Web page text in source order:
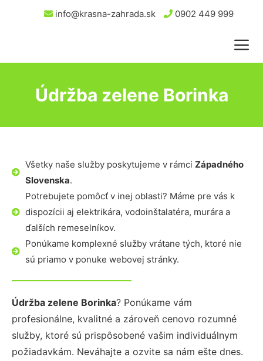
info@krasna-zahrada.sk 0902 449 999
Údržba zelene Borinka
Všetky naše služby poskytujeme v rámci Západného
Slovenska.
Potrebujete pomôcť v inej oblasti? Máme pre vás k
dispozícii aj elektrikára, vodoinštalatéra, murára a
ďalších remeselníkov.
Ponúkame komplexné služby vrátane tých, ktoré nie
sú priamo v ponuke webovej stránky.
Údržba zelene Borinka? Ponúkame vám
profesionálne, kvalitné a zároveň cenovo rozumné
služby, ktoré sú prispôsobené vašim individuálnym
požiadavkám. Neváhajte a ozvite sa nám ešte dnes.